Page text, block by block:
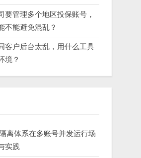
要管理多个地区投保账号，
不能避免混乱？
客户后台太乱，用什么工具
境？
离体系在多账号并发运行场
实践